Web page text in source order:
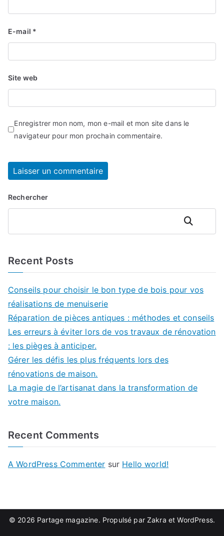
E-mail *
Site web
Enregistrer mon nom, mon e-mail et mon site dans le
navigateur pour mon prochain commentaire.
Rechercher
Rechercher
Recent Posts
Conseils pour choisir le bon type de bois pour vos
réalisations de menuiserie
Réparation de pièces antiques : méthodes et conseils
Les erreurs à éviter lors de vos travaux de rénovation
: les pièges à anticiper.
Gérer les défis les plus fréquents lors des
rénovations de maison.
La magie de l’artisanat dans la transformation de
votre maison.
Recent Comments
A WordPress Commenter sur Hello world!
© 2026 Partage magazine. Propulsé par Zakra etWordPress.